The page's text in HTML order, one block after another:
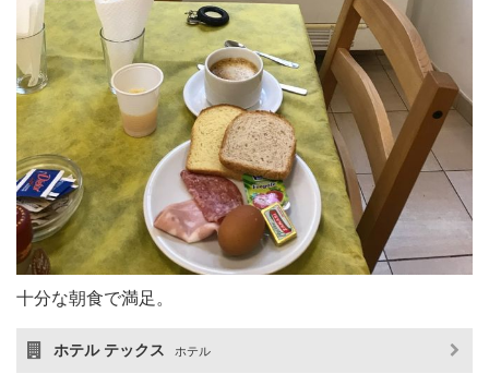
十分な朝食で満足。
ホテル テックス ホテル